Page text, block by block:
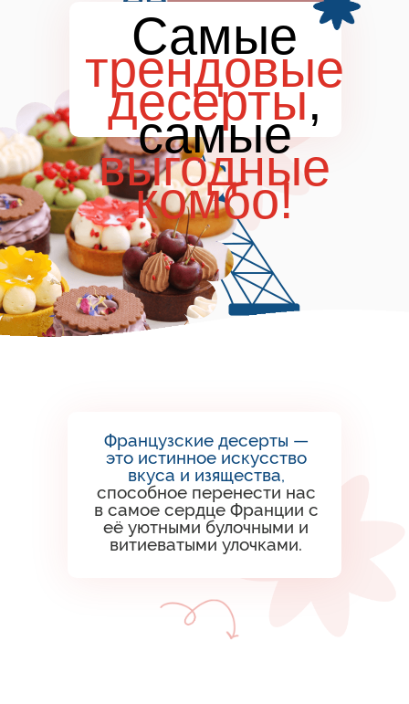
Самые
трендовые
десерты,
самые
выгодные
комбо!
Французские десерты —
это истинное искусство
вкуса и изящества,
способное перенести нас
в самое сердце Франции с
её уютными булочными и
витиеватыми улочками.